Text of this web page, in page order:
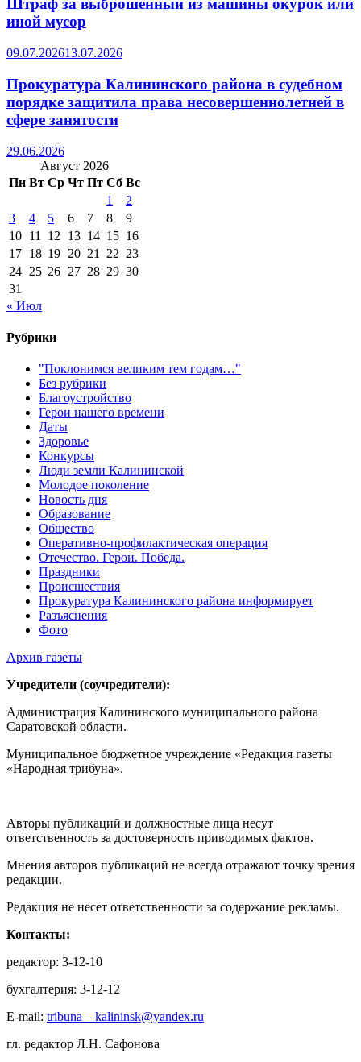
Штраф за выброшенный из машины окурок или
иной мусор
09.07.202613.07.2026
Прокуратура Калининского района в судебном
порядке защитила права несовершеннолетней в
сфере занятости
29.06.2026
Август 2026
Пн Вт Ср Чт Пт Сб Вс
1
2
3
4 5 6 7 8
9
10 11 12 13 14 15 16
17 18 19 20 21 22 23
24 25 26 27 28 29 30
31
« Июл
Рубрики
"Поклонимся великим тем годам…"
Без рубрики
Благоустройство
Герои нашего времени
Даты
Здоровье
Конкурсы
Люди земли Калининской
Молодое поколение
Новость дня
Образование
Общество
Оперативно-профилактическая операция
Отечество. Герои. Победа.
Праздники
Происшествия
Прокуратура Калининского района информирует
Разъяснения
Фото
Архив газеты
Учредители (соучредители):
Администрация Калининского муниципального района
Саратовской области.
Муниципальное бюджетное учреждение «Редакция газеты
«Народная трибуна».
Авторы публикаций и должностные лица несут
ответственность за достоверность приводимых фактов.
Мнения авторов публикаций не всегда отражают точку зрения
редакции.
Редакция не несет ответственности за содержание рекламы.
Контакты:
редактор: 3-12-10
бухгалтерия: 3-12-12
E-mail: tribuna—kalininsk@yandex.ru
гл. редактор Л.Н. Сафонова